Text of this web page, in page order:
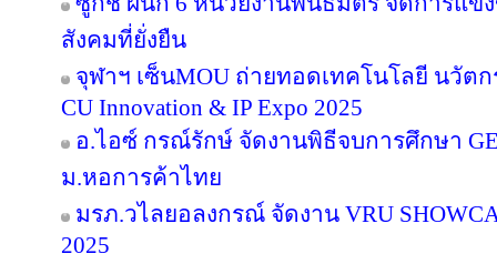
สังคมที่ยั่งยืน
จุฬาฯ เซ็นMOU ถ่ายทอดเทคโนโลยี นวัต
CU Innovation & IP Expo 2025
อ.ไอซ์ กรณ์รักษ์ จัดงานพิธีจบการศึกษา
ม.หอการค้าไทย
มรภ.วไลยอลงกรณ์ จัดงาน VRU
2025